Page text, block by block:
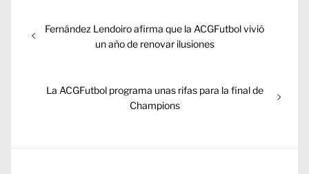
Navegación
de
Entrada
Fernández Lendoiro afirma que la ACGFutbol vivió
un año de renovar ilusiones
Entrada
La ACGFutbol programa unas rifas para la final de
Champions